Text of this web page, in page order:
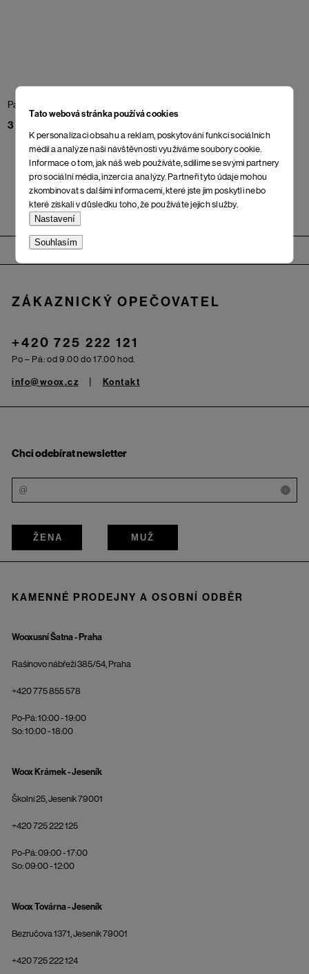
Tato webová stránka používá cookies
K personalizaci obsahu a reklam, poskytování funkcí sociálních
médií a analýze naší návštěvnosti využíváme soubory cookie.
Informace o tom, jak náš web používáte, sdílíme se svými partnery
pro sociální média, inzerci a analýzy. Partneři tyto údaje mohou
zkombinovat s dalšími informacemi, které jste jim poskytli nebo
které získali v důsledku toho, že používáte jejich služby.
Nastavení
Souhlasím
Pánské boty Bergen
3 598 Kč
Zápatí
ZÁKAZNICKÝ OPEČOVATEL
+420 725 222 121
Po – Pá: od 9.00 do 17.00 hod.
info@woox.cz Kontakt
Chci odebírat newsletter
i
ŽENA MUŽ
KAMENNÉ PRODEJNY A OSOBNÍ ODBĚR
Wooxusní Šatna - Praha
Rašínovo nábřeží 385/54, Praha
+420 775 855 578
Po-Pá: 10:00 - 19:00
So: 10:00 - 18:00
Woox Krámek - Jeseník
Školní 25, Jeseník 79001
+420 725 222 125
Po-Pá: 09:00 - 17:00
So: 09:00 - 12:00
Woox Továrna - Jeseník
Bezručova 1371, Jeseník 79001
+420 725 222 124